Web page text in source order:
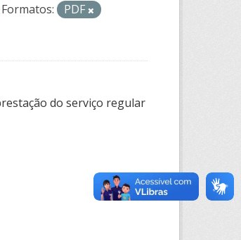
Formatos:
PDF
do serviço regular